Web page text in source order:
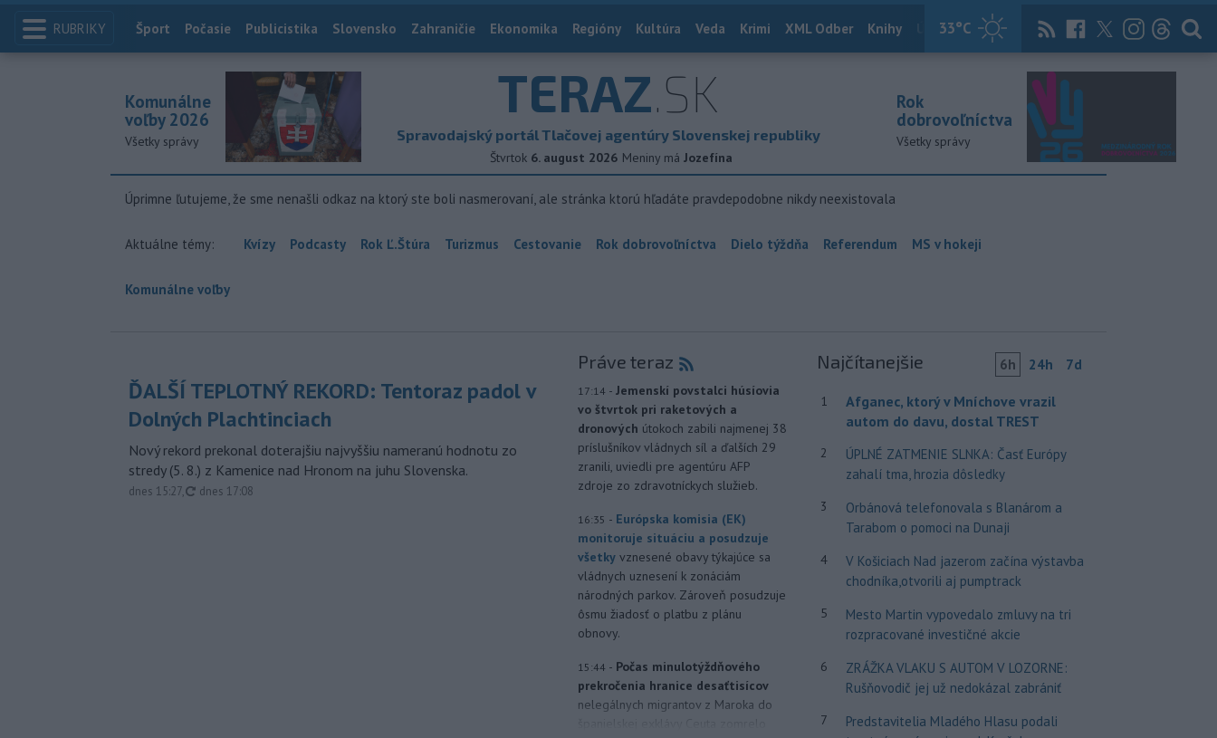
RUBRIKY 33°C
Index
Šport Počasie Publicistika Slovensko Zahraničie Ekonomika Regióny Kultúra Veda Krimi XML Odber Knihy Útulkovo Magazín News Now Archív
TERAZ.SK
Spravodajský portál Tlačovej agentúry Slovenskej republiky
Štvrtok 6. august 2026 Meniny má Jozefína
Komunálne
voľby 2026
Všetky správy
Rok
dobrovoľníctva
Všetky správy
Úprimne ľutujeme, že sme nenašli odkaz na ktorý ste boli nasmerovaní, ale stránka ktorú hľadáte pravdepodobne nikdy neexistovala
Aktuálne témy: Kvízy Podcasty Rok Ľ.Štúra Turizmus Cestovanie Rok dobrovoľníctva Dielo týždňa Referendum MS v hokeji
Komunálne voľby
ĎALŠÍ TEPLOTNÝ REKORD: Tentoraz padol v
Dolných Plachtinciach
Nový rekord prekonal doterajšiu najvyššiu nameranú hodnotu zo
stredy (5. 8.) z Kamenice nad Hronom na juhu Slovenska.
dnes 15:27, aktualizované
dnes 17:08
Práve teraz
17:14 - Jemenskí povstalci húsíovia
vo štvrtok pri raketových a
dronových útokoch zabili najmenej 38
príslušníkov vládnych síl a ďalších 29
zranili, uviedli pre agentúru AFP
zdroje zo zdravotníckych služieb.
16:35 - Európska komisia (EK)
monitoruje situáciu a posudzuje
všetky vznesené obavy týkajúce sa
vládnych uznesení k zonáciám
národných parkov. Zároveň posudzuje
ôsmu žiadosť o platbu z plánu
obnovy.
15:44 - Počas minulotýždňového
prekročenia hranice desaťtisícov
nelegálnych migrantov z Maroka do
Najčítanejšie 6h 24h 7d
1
Afganec, ktorý v Mníchove vrazil
autom do davu, dostal TREST
2
ÚPLNÉ ZATMENIE SLNKA: Časť Európy
zahalí tma, hrozia dôsledky
3
Orbánová telefonovala s Blanárom a
Tarabom o pomoci na Dunaji
4
V Košiciach Nad jazerom začína výstavba
chodníka,otvorili aj pumptrack
5
Mesto Martin vypovedalo zmluvy na tri
rozpracované investičné akcie
6
ZRÁŽKA VLAKU S AUTOM V LOZORNE:
Rušňovodič jej už nedokázal zabrániť
7
Predstavitelia Mladého Hlasu podali